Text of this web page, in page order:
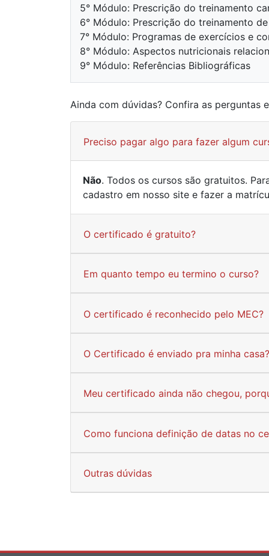
5° Módulo: Prescrição do treinamento
6° Módulo: Prescrição do treinamento
7° Módulo: Programas de exercícios e
8° Módulo: Aspectos nutricionais
9° Módulo: Referências Bibliográficas
Ainda com dúvidas? Confira as perguntas
Preciso pagar algo para fazer algum
Não. Todos os cursos são gratuitos.
cadastro em nosso site e fazer a
O certificado é gratuito?
Em quanto tempo eu termino o curso?
O certificado é reconhecido pelo MEC?
O Certificado é enviado pra minha casa?
Meu certificado ainda não chegou,
Como funciona definição de datas no
Outras dúvidas